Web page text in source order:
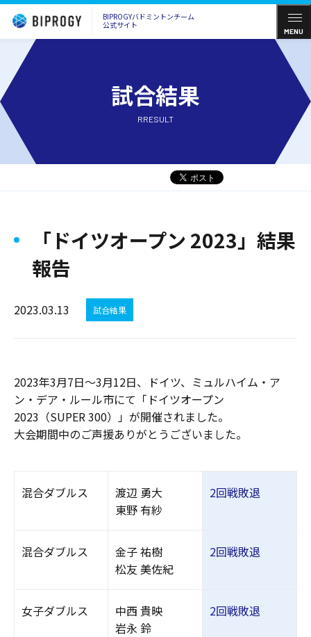
BIPROGYバドミントンチーム
公式サイト
MENU
試合結果
RRESULT
「ドイツオープン 2023」結果
報告
2023.03.13 試合結果
2023年3月7日～3月12日、ドイツ、ミュルハイム・ア
ン・デア・ルール市にて「ドイツオープン
2023（SUPER 300）」が開催されました。
大会期間中のご声援ありがとうございました。
混合ダブルス
渡辺 勇大
東野 有紗
2回戦敗退
混合ダブルス
金子 祐樹
松友 美佐紀
2回戦敗退
女子ダブルス
中西 貴映
岩永 鈴
2回戦敗退